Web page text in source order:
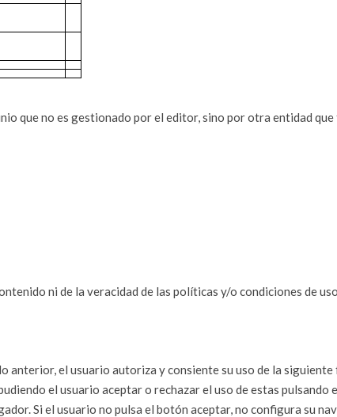
que no es gestionado por el editor, sino por otra entidad
ni de la veracidad de las políticas y/o condiciones de
el usuario autoriza y consiente su uso de la siguiente
el usuario aceptar o rechazar el uso de estas
Si el usuario no pulsa el botón aceptar, no configura su